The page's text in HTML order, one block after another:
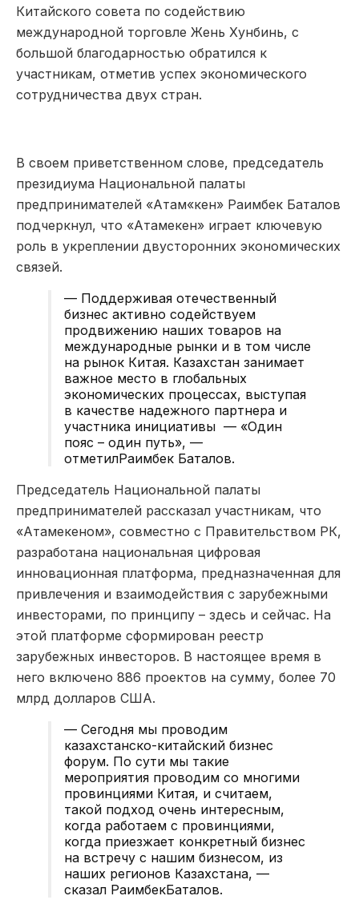
Китайского совета по содействию
международной торговле Жень Хунбинь, с
большой благодарностью обратился к
участникам, отметив успех экономического
сотрудничества двух стран.
В своем приветственном слове, председатель
президиума Национальной палаты
предпринимателей «Атам«кен» Раимбек Баталов
подчеркнул, что «Атамекен» играет ключевую
роль в укреплении двусторонних экономических
связей.
— Поддерживая отечественный
бизнес активно содействуем
продвижению наших товаров на
международные рынки и в том числе
на рынок Китая. Казахстан занимает
важное место в глобальных
экономических процессах, выступая
в качестве надежного партнера и
участника инициативы — «Один
пояс – один путь», —
отметилРаимбек Баталов.
Председатель Национальной палаты
предпринимателей рассказал участникам, что
«Атамекеном», совместно с Правительством РК,
разработана национальная цифровая
инновационная платформа, предназначенная для
привлечения и взаимодействия с зарубежными
инвесторами, по принципу – здесь и сейчас. На
этой платформе сформирован реестр
зарубежных инвесторов. В настоящее время в
него включено 886 проектов на сумму, более 70
млрд долларов США.
— Сегодня мы проводим
казахстанско-китайский бизнес
форум. По сути мы такие
мероприятия проводим со многими
провинциями Китая, и считаем,
такой подход очень интересным,
когда работаем с провинциями,
когда приезжает конкретный бизнес
на встречу с нашим бизнесом, из
наших регионов Казахстана, —
сказал РаимбекБаталов.